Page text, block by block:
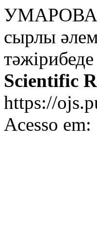
УМАРОВА
сырлы
Scientific
https://
Acesso